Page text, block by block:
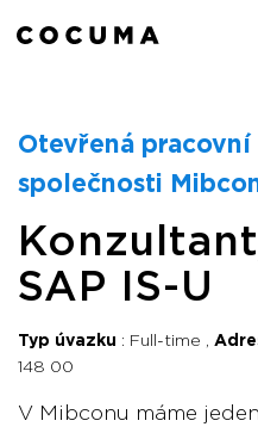
Otevřená pracovní
společnosti
SAP IS-U
Typ úvazku Full-time
148 00
V Mibconu máme